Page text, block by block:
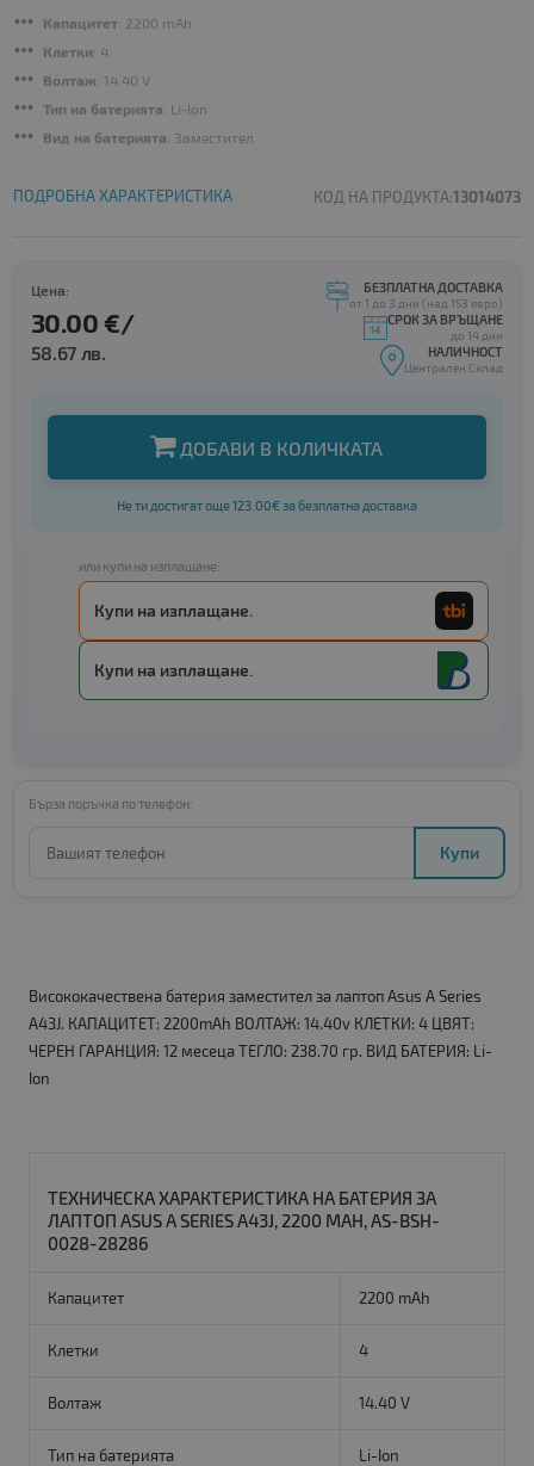
Капацитет: 2200 mAh
Клетки: 4
Волтаж: 14.40 V
Тип на батерията: Li-Ion
Вид на батерията: Заместител
ПОДРОБНА ХАРАКТЕРИСТИКА КОД НА ПРОДУКТА:13014073
Цена:
30.00 €/
58.67 лв.
БЕЗПЛАТНА ДОСТАВКА
от 1 до 3 дни (над 153 евро)
СРОК ЗА ВРЪЩАНЕ
до 14 дни
НАЛИЧНОСТ
Централен Склад
ДОБАВИ В КОЛИЧКАТА
Не ти достигат още 123.00€ за безплатна доставка
или купи на изплащане:
Купи на изплащане.
Купи на изплащане.
Бърза поръчка по телефон:
Купи
Висококачествена батерия заместител за лаптоп Asus A Series
A43J. КАПАЦИТЕТ: 2200mAh ВОЛТАЖ: 14.40v КЛЕТКИ: 4 ЦВЯТ:
ЧЕРЕН ГАРАНЦИЯ: 12 месеца ТЕГЛО: 238.70 гр. ВИД БАТЕРИЯ: Li-
Ion
ТЕХНИЧЕСКА ХАРАКТЕРИСТИКА НА БАТЕРИЯ ЗА
ЛАПТОП ASUS A SERIES A43J, 2200 MAH, AS-BSH-
0028-28286
Капацитет 2200 mAh
Клетки 4
Волтаж 14.40 V
Тип на батерията Li-Ion